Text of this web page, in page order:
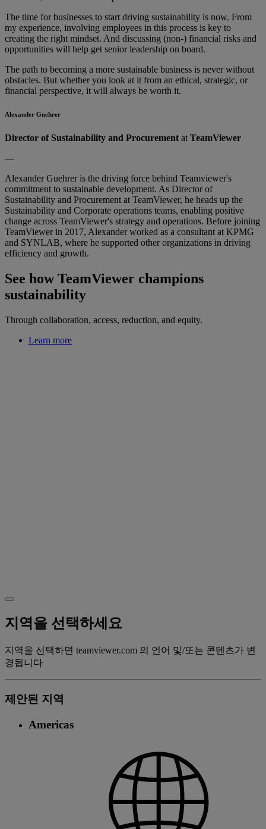
The time for businesses to start driving sustainability is now. From
my experience, involving employees in this process is key to
creating the right mindset. And discussing (non-) financial risks and
opportunities will help get senior leadership on board.
The path to becoming a more sustainable business is never without
obstacles. But whether you look at it from an ethical, strategic, or
financial perspective, it will always be worth it.
Alexander Guehrer
Director of Sustainability and Procurement atTeamViewer
—
Alexander Guehrer is the driving force behind Teamviewer's
commitment to sustainable development. As Director of
Sustainability and Procurement at TeamViewer, he heads up the
Sustainability and Corporate operations teams, enabling positive
change across TeamViewer's strategy and operations. Before joining
TeamViewer in 2017, Alexander worked as a consultant at KPMG
and SYNLAB, where he supported other organizations in driving
efficiency and growth.
See how TeamViewer champions
sustainability
Through collaboration, access, reduction, and equity.
Learn more
지역을 선택하세요
지역을 선택하면 teamviewer.com 의 언어 및/또는 콘텐츠가 변
경됩니다
제안된 지역
Americas